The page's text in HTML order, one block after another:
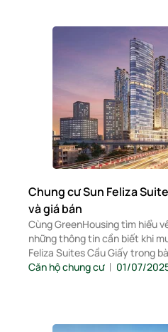
Chung cư Sun Feliza
và giá bán
Cùng GreenHousing tìm hiểu
những thông tin cần biết khi
Feliza Suites Cầu Giấy trong
Căn hộ chung cư
01/07/